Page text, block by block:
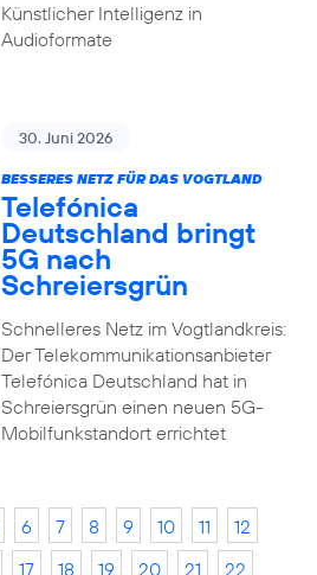
Künstlicher Intelligenz in
Audioformate
30. Juni 2026
BESSERES NETZ FÜR DAS VOGTLAND
Telefónica
Deutschland bringt
5G nach
Schreiersgrün
Schnelleres Netz im Vogtlandkreis:
Der Telekommunikationsanbieter
Telefónica Deutschland hat in
Schreiersgrün einen neuen 5G-
Mobilfunkstandort errichtet
6 7 8 9 10 11
12
17 18 19 20 21 22